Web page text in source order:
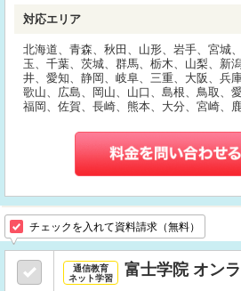
対応エリア
北海道、青森、秋田、山形、岩手、宮城
玉、千葉、茨城、群馬、栃木、山梨、新
井、愛知、静岡、岐阜、三重、大阪、兵
歌山、広島、岡山、山口、島根、鳥取、
福岡、佐賀、長崎、熊本、大分、宮崎、
チェックを入れて資料請求（無料）
通信教育
ネット学習
富士学院 オン